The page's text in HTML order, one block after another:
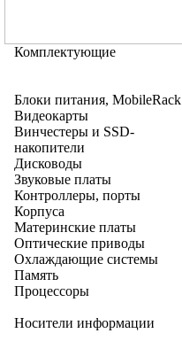
Комплектующие
Блоки питания, MobileRack
Видеокарты
Винчестеры и SSD-
накопители
Дисководы
Звуковые платы
Контроллеры, порты
Корпуса
Материнские платы
Оптические приводы
Охлаждающие системы
Память
Процессоры
Носители информации